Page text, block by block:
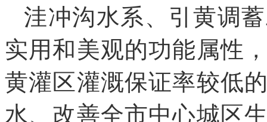
洼冲沟水系、引黄调
实用和美观的功能属性
黄灌区灌溉保证率较低
水、改善全市中心城区